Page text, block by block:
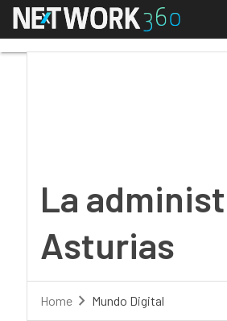
Menú
La
Asturias
Home Mundo Digital